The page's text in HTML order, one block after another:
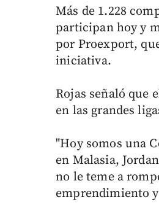
Más de 1.228
participan hoy y
por Proexport,
iniciativa.
Rojas señaló que
en las grandes
"Hoy somos una
en Malasia,
no le teme a
emprendimiento